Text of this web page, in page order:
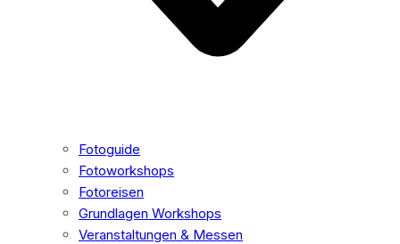
Fotoguide
Fotoworkshops
Fotoreisen
Grundlagen Workshops
Veranstaltungen & Messen